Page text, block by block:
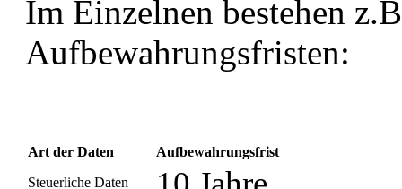
Im Einzelnen bestehen
Aufbewahrungsfristen:
Art der Daten
Aufbewahrungsfrist
Steuerliche Daten